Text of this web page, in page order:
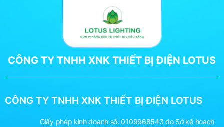
CÔNG TY TNHH XNK THIẾT BỊ ĐIỆN LOTUS
CÔNG TY TNHH XNK THIẾT BỊ ĐIỆN LOTUS
Giấy phép kinh doanh số: 0109968543 do Sở kế hoạch